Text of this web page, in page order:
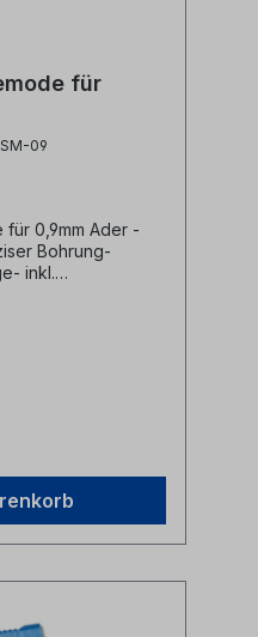
für
09
0,9mm Ader -
Bohrung-
inkl.